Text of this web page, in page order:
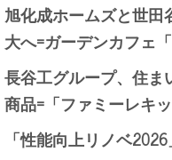
旭化成ホームズと世
大へ=ガーデンカフェ
長谷工グループ、住
商品=「ファミーレキ
「性能向上リノベ